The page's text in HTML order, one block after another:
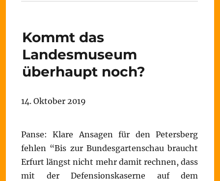
Kommt das
Landesmuseum
überhaupt noch?
14. Oktober 2019
Panse: Klare Ansagen für den Petersberg
fehlen “Bis zur Bundesgartenschau braucht
Erfurt längst nicht mehr damit rechnen, dass
mit der Defensionskaserne auf dem